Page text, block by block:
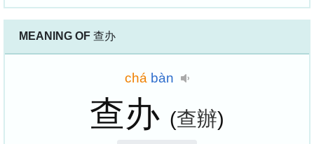
MEANING OF 查办
chá bàn
查办 (查辦)